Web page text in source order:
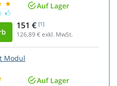
Auf Lager
151 € [1]
126,89€ exkl. MwSt.
Modul
Auf Lager